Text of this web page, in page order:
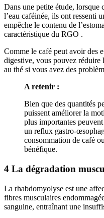
Dans une petite étude, lorsque
l’eau caféinée, ils ont ressenti
empêche le contenu de
caractéristique du RGO .
Comme le café peut avoir des
digestive, vous pouvez réduire
au thé si vous avez des
A retenir :
Bien que des quantités
puissent améliorer la
plus importantes
un reflux gastro-
consommation de café
bénéfique.
4 La dégradation
La rhabdomyolyse est une
fibres musculaires
sanguine, entraînant une